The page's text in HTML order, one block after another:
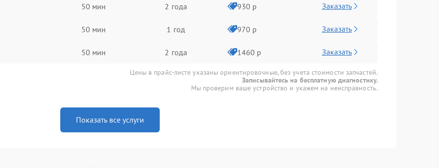
50 мин 2 года 930 р Заказать
50 мин 1 год 970 р Заказать
50 мин 2 года 1460 р Заказать
Цены в прайс-листе указаны ориентировочные, без учета стоимости запчастей.
Записывайтесь на бесплатную диагностику.
Мы проверим ваше устройство и укажем на неисправность.
Показать все услуги